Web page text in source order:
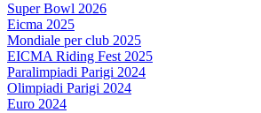
Super Bowl 2026
Eicma 2025
Mondiale per club 2025
EICMA Riding Fest 2025
Paralimpiadi Parigi 2024
Olimpiadi Parigi 2024
Euro 2024